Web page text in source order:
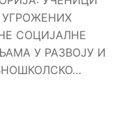
СОЦИЈАЛНЕ
У РАЗВОЈУ И